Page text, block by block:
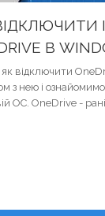
В
як відключити
з нею і
ОС. OneDrive -